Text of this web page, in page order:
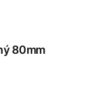
80mm